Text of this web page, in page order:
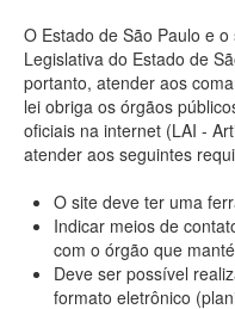
O Estado de São Paulo e
Legislativa do Estado de
portanto, atender aos
lei obriga os órgãos
oficiais na internet (LAI -
atender aos seguintes
O site deve ter uma
Indicar meios de
com o órgão que
Deve ser possível
formato eletrônico